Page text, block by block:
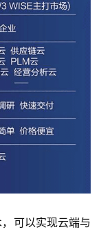
可以实现云端与